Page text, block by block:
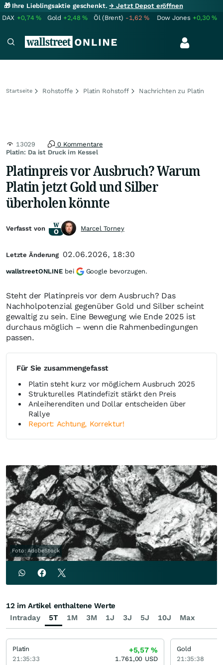
🎁 Ihre Lieblingsaktie geschenkt.→ Jetzt Depot eröffnen
DAX +0,74% Gold +2,48% Öl (Brent) -1,62% Dow Jones +0,30%
Startseite Rohstoffe Platin Rohstoff Nachrichten zu Platin
Platin: Da ist Druck im Kessel
13029 0 Kommentare
Platinpreis vor Ausbruch? Warum
Platin jetzt Gold und Silber
überholen könnte
Steht der Platinpreis vor dem Ausbruch? Das
Nachholpotenzial gegenüber Gold und Silber scheint
gewaltig zu sein. Eine Bewegung wie Ende 2025 ist
durchaus möglich – wenn die Rahmenbedingungen
passen.
Für Sie zusammengefasst
Platin steht kurz vor möglichem Ausbruch 2025
Strukturelles Platindefizit stärkt den Preis
Anleiherenditen und Dollar entscheiden über
Rallye
Report: Achtung, Korrektur!
Foto: AdobeStock
Verfasst von Marcel Torney
Letzte Änderung 02.06.2026, 18:30
wallstreetONLINE bei Google bevorzugen.
Intraday 5T 1M 3M 1J 3J 5J 10J Max
12 im Artikel enthaltene Werte
Platin
21:35:33
+5,57%
1.761,00 USD
Gold
21:35:38